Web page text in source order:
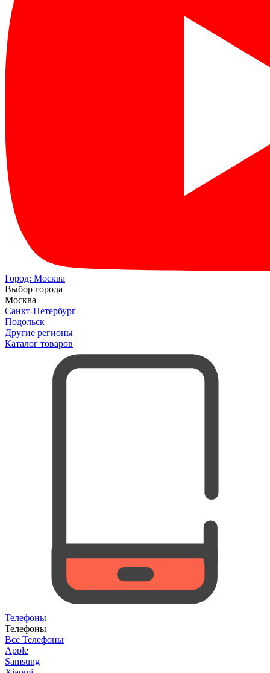
Город: Москва
Выбор города
Москва
Санкт-Петербург
Подольск
Другие регионы
Каталог товаров
Телефоны
Телефоны
Все Телефоны
Apple
Samsung